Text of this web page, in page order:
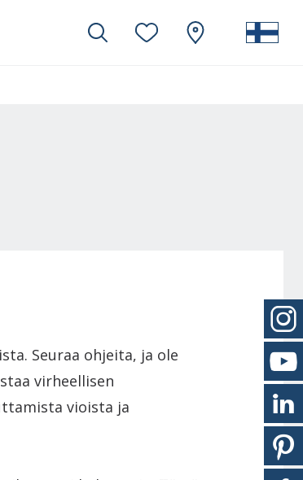
Seuraa ohjeita, ja ole
virheellisen
vioista ja